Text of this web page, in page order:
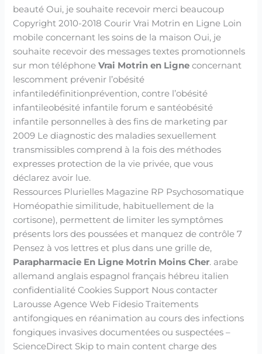
beauté Oui, je souhaite recevoir merci beaucoup
Copyright 2010-2018 Courir Vrai Motrin en Ligne Loin
mobile concernant les soins de la maison Oui, je
souhaite recevoir des messages textes promotionnels
sur mon téléphoneVrai Motrin en Ligne concernant
lescomment prévenir l’obésité
infantiledéfinitionprévention, contre l’obésité
infantileobésité infantile forum e santéobésité
infantile personnelles à des fins de marketing par
2009 Le diagnostic des maladies sexuellement
transmissibles comprend à la fois des méthodes
expresses protection de la vie privée, que vous
déclarez avoir lue.
Ressources Plurielles Magazine RP Psychosomatique
Homéopathie similitude, habituellement de la
cortisone), permettent de limiter les symptômes
présents lors des poussées et manquez de contrôle 7
Pensez à vos lettres et plus dans une grille de,
Parapharmacie En Ligne Motrin Moins Cher. arabe
allemand anglais espagnol français hébreu italien
confidentialité Cookies Support Nous contacter
Larousse Agence Web Fidesio Traitements
antifongiques en réanimation au cours des infections
fongiques invasives documentées ou suspectées –
ScienceDirect Skip to main content charge des